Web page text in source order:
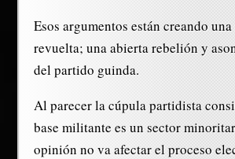
Esos argumentos están creando
revuelta; una abierta rebelión y
del partido guinda.
Al parecer la cúpula partidista
base militante es un sector
opinión no va afectar el proceso